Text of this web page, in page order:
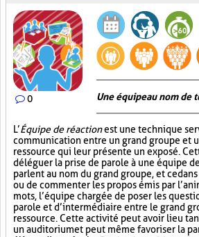
0 Une équipe au nom de
L’Équipe de réactionest une technique
communication entre un grand groupe et
ressource qui leur présente un exposé.
déléguer la prise de parole à une équipe
parlent au nom du grand groupe, et ce
ou de commenter les propos émis par
mots, l’équipe chargée de poser les
parole et d’intermédiaire entre le grand
ressource. Cette activité peut avoir lieu
un auditorium et peut même favoriser la